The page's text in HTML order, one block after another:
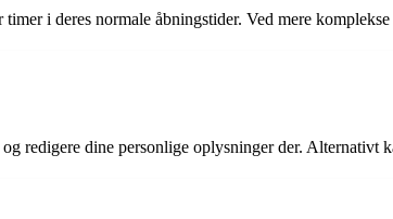
i deres normale åbningstider. Ved mere
redigere dine personlige oplysninger der. Alternativt